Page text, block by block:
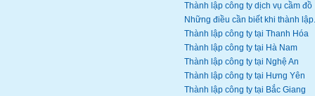
Thành lập công ty dịch vụ cầm đồ
Những điều cần biết khi thành
Thành lập công ty tại Thanh Hóa
Thành lập công ty tại Hà Nam
Thành lập công ty tại Nghệ An
Thành lập công ty tại Hưng Yên
Thành lập công ty tại Bắc Giang